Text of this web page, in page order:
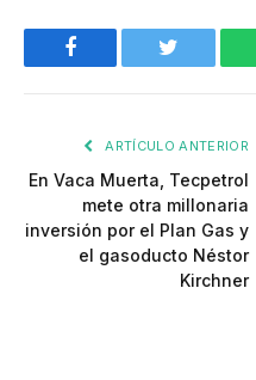
Facebook Twitter
ARTÍCULO ANTERIOR
En Vaca Muerta, Tecpetrol
mete otra millonaria
inversión por el Plan Gas y
el gasoducto Néstor
Kirchner